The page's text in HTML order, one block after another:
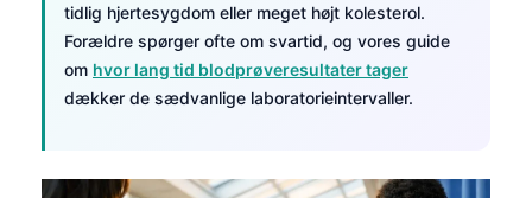
tidlig hjertesygdom eller meget højt kolesterol.
Forældre spørger ofte om svartid, og vores guide
om hvor lang tid blodprøveresultater tager
dækker de sædvanlige laboratorieintervaller.